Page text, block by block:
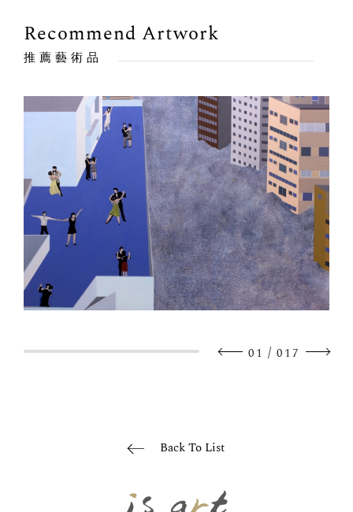
Recommend Artwork
推薦藝術品
01 / 017
Back To List